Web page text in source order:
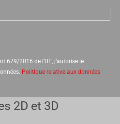
679/2016 de l’UE, j’autorise le
Politique relative aux données
2D et 3D